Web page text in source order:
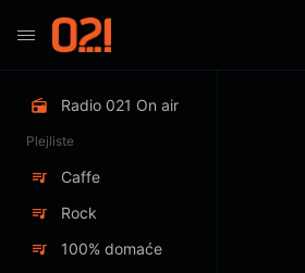
Radio 021 On air
Plejliste
Caffe
Rock
100% domaće